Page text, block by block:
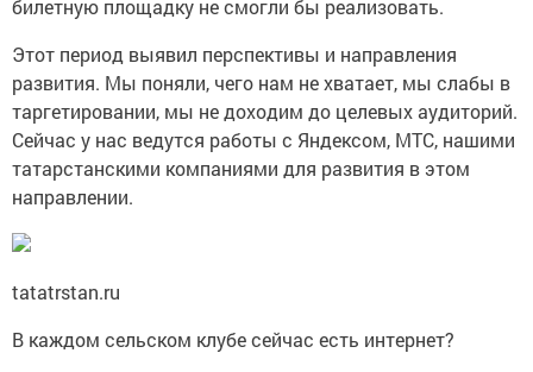
билетную площадку не смогли бы реализовать.
Этот период выявил перспективы и направления
развития. Мы поняли, чего нам не хватает, мы слабы в
таргетировании, мы не доходим до целевых аудиторий.
Сейчас у нас ведутся работы с Яндексом, МТС, нашими
татарстанскими компаниями для развития в этом
направлении.
tatatrstan.ru
В каждом сельском клубе сейчас есть интернет?